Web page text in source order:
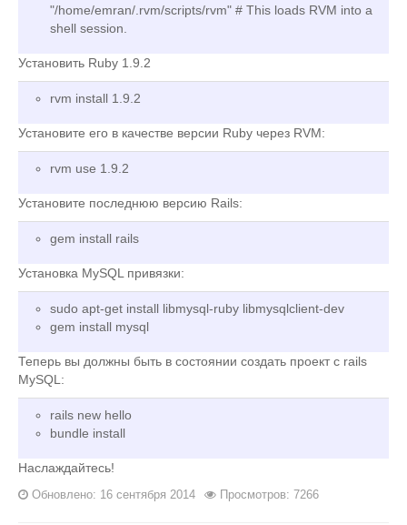
"/home/emran/.rvm/scripts/rvm" # This loads RVM into a
shell session.
Установить Ruby 1.9.2
rvm install 1.9.2
Установите его в качестве версии Ruby через RVM:
rvm use 1.9.2
Установите последнюю версию Rails:
gem install rails
Установка MySQL привязки:
sudo apt-get install libmysql-ruby libmysqlclient-dev
gem install mysql
Теперь вы должны быть в состоянии создать проект с rails
MySQL:
rails new hello
bundle install
Наслаждайтесь!
Обновлено: 16 сентября 2014 Просмотров: 7266